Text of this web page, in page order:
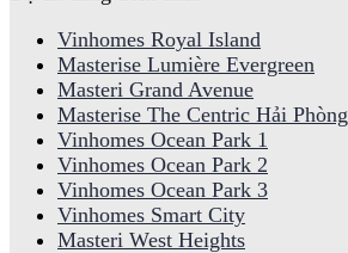
Vinhomes Royal Island
Masterise Lumière Evergreen
Masteri Grand Avenue
Masterise The Centric Hải Phòng
Vinhomes Ocean Park 1
Vinhomes Ocean Park 2
Vinhomes Ocean Park 3
Vinhomes Smart City
Masteri West Heights